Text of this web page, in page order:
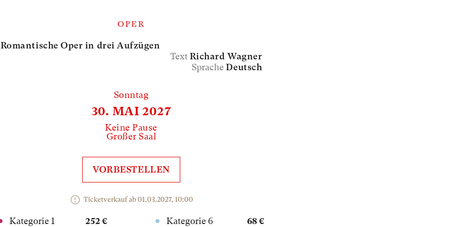
OPER
Romantische Oper in drei Aufzügen
TextRichard Wagner
SpracheDeutsch
Sonntag
30. MAI 2027
Keine Pause
Großer Saal
VORBESTELLEN
Ticketverkauf ab 01.03.2027, 10:00
Kategorie 1
252 €
Kategorie 6
68 €